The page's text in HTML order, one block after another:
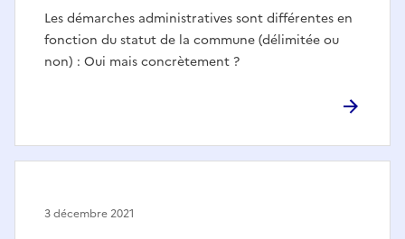
Les démarches administratives sont différentes en
fonction du statut de la commune (délimitée ou
non) : Oui mais concrètement ?
3 décembre 2021